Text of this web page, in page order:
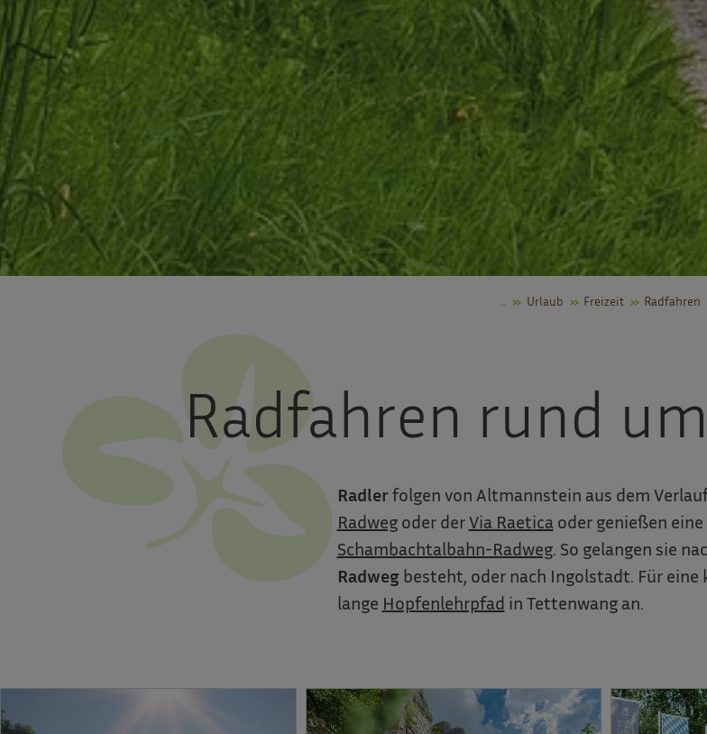
Urlaub Freizeit Radfahren
Radfahren rund
Radlerfolgen von Altmannstein aus dem
Radwegoder derVia Raetica oder genießen
Schambachtalbahn-Radweg. So gelangen sie
Radweg besteht, oder nach Ingolstadt. Für
lange Hopfenlehrpfad in Tettenwang an.